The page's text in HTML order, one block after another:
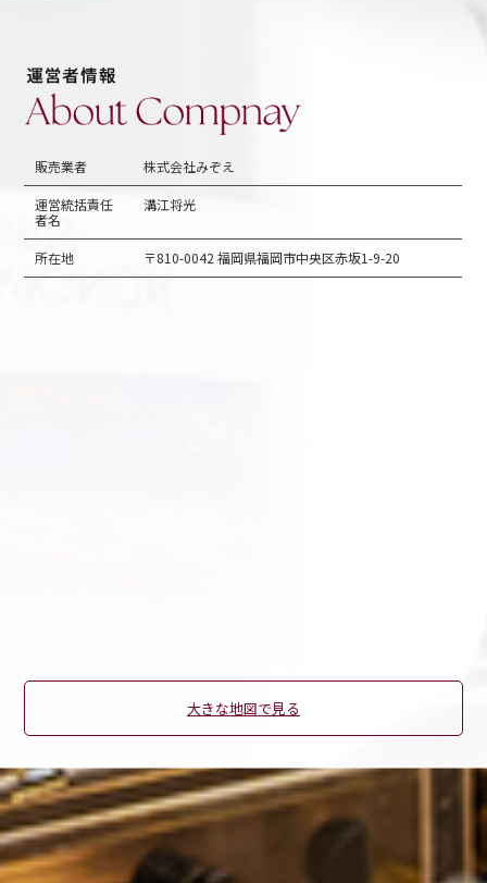
販売業者 株式会社みぞえ
運営統括責任
者名
溝江将光
所在地 〒810-0042 福岡県福岡市中央区赤坂1-9-20
大きな地図で見る